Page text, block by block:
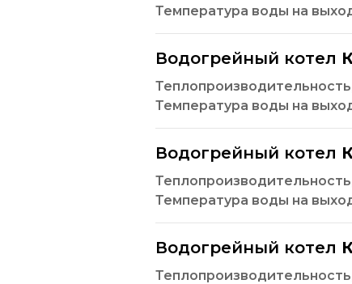
Температура воды на
Водогрейный котел
Температура воды на
Водогрейный котел
Температура воды на
Водогрейный котел